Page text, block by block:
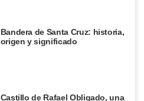
Bandera de Santa Cruz: historia,
origen y significado
Castillo de Rafael Obligado, una